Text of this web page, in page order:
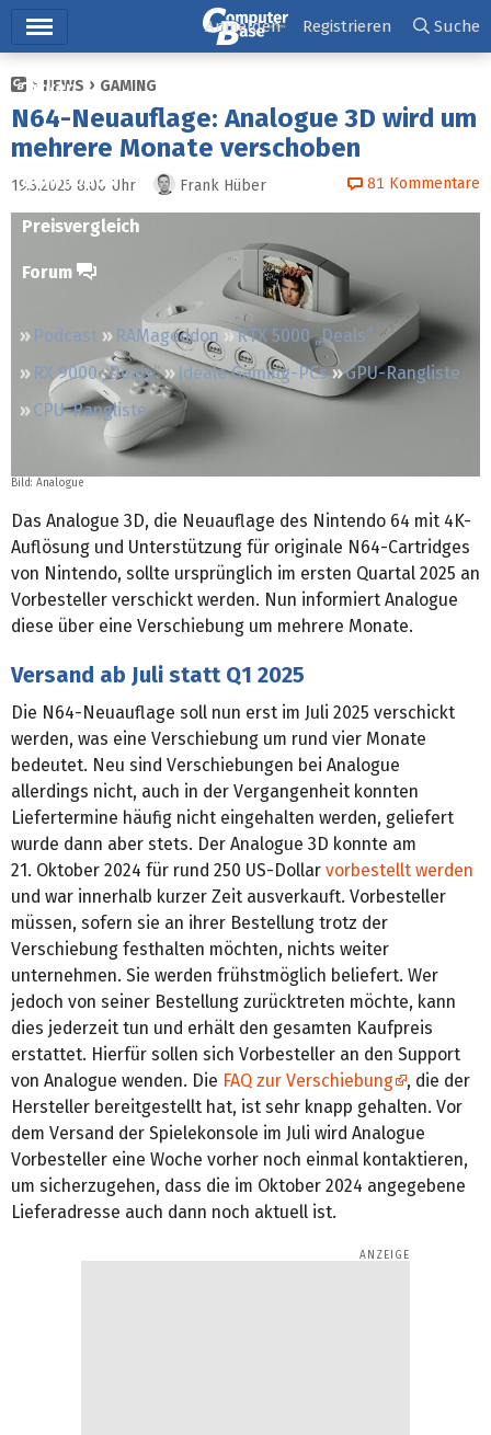
Ticker
Tests
Downloads
Preisvergleich
Forum
Podcast RAMageddon
RTX 5000 „Deals“
RX 9000 „Deals“
Ideale Gaming-PCs
GPU-Rangliste
CPU-Rangliste
Anmelden Registrieren Suche
NEWS GAMING
N64-Neuauflage: Analogue 3D wird um
mehrere Monate verschoben
19.3.2025 8:00 Uhr Frank Hüber 81 Kommentare
Bild: Analogue
Das Analogue 3D, die Neuauflage des Nintendo 64 mit 4K-
Auflösung und Unterstützung für originale N64-Cartridges
von Nintendo, sollte ursprünglich im ersten Quartal 2025 an
Vorbesteller verschickt werden. Nun informiert Analogue
diese über eine Verschiebung um mehrere Monate.
Versand ab Juli statt Q1 2025
Die N64-Neuauflage soll nun erst im Juli 2025 verschickt
werden, was eine Verschiebung um rund vier Monate
bedeutet. Neu sind Verschiebungen bei Analogue
allerdings nicht, auch in der Vergangenheit konnten
Liefertermine häufig nicht eingehalten werden, geliefert
wurde dann aber stets. Der Analogue 3D konnte am
21. Oktober 2024 für rund 250 US-Dollar vorbestellt werden
und war innerhalb kurzer Zeit ausverkauft. Vorbesteller
müssen, sofern sie an ihrer Bestellung trotz der
Verschiebung festhalten möchten, nichts weiter
unternehmen. Sie werden frühstmöglich beliefert. Wer
jedoch von seiner Bestellung zurücktreten möchte, kann
dies jederzeit tun und erhält den gesamten Kaufpreis
erstattet. Hierfür sollen sich Vorbesteller an den Support
von Analogue wenden. Die FAQ zur Verschiebung
, die der
Hersteller bereitgestellt hat, ist sehr knapp gehalten. Vor
dem Versand der Spielekonsole im Juli wird Analogue
Vorbesteller eine Woche vorher noch einmal kontaktieren,
um sicherzugehen, dass die im Oktober 2024 angegebene
Lieferadresse auch dann noch aktuell ist.